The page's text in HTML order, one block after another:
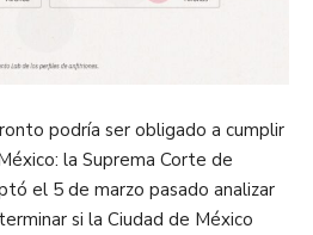
podría ser obligado a cumplir
la Suprema Corte de
el 5 de marzo pasado analizar
si la Ciudad de México